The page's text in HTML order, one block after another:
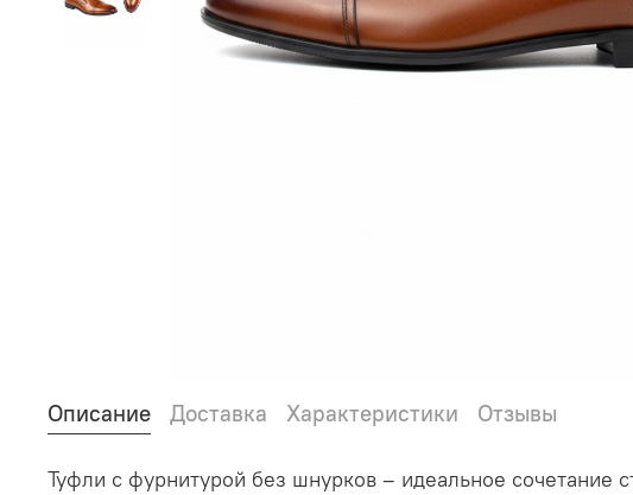
Описание Доставка Характеристики Отзывы
Туфли с фурнитурой без шнурков – идеальное